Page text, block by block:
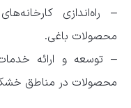
– راه‌اندازی
محصولات باغی.
– توسعه و ارائه
محصولات در مناطق